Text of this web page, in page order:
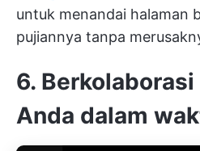
untuk menandai halaman
pujiannya tanpa
6.
Anda dalam